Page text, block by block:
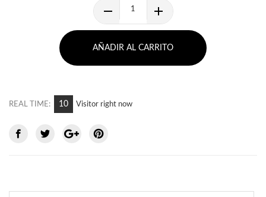
AÑADIR AL CARRITO
REAL TIME: 10 Visitor right now